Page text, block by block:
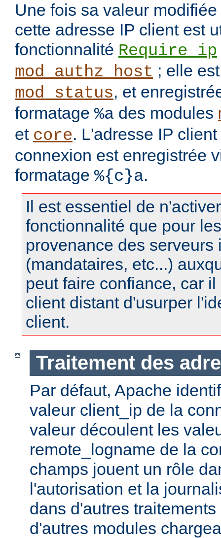
Une fois sa valeur
cette adresse IP client est
fonctionnalité Require ip
mod_authz_host ; elle
mod_status, et
formatage %a des modules
et core. L'adresse IP
connexion est enregistrée
formatage %{c}a.
Il est essentiel de
fonctionnalité que pour
provenance des serveurs
(mandataires, etc...)
peut faire confiance, car
client distant d'usurper
client.
Traitement des
Par défaut, Apache
valeur client_ip de la
valeur découlent les
remote_logname de la
champs jouent un rôle
l'autorisation et la
dans d'autres
d'autres modules